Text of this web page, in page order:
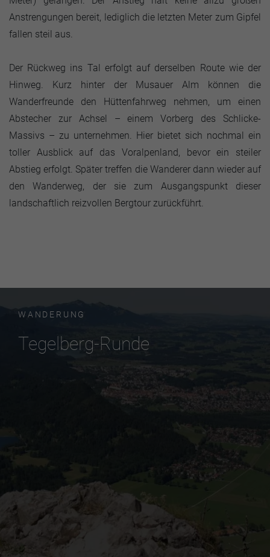
Anstrengungen bereit, lediglich die letzten Meter zum Gipfel
fallen steil aus.
Der Rückweg ins Tal erfolgt auf derselben Route wie der
Hinweg. Kurz hinter der Musauer Alm können die
Wanderfreunde den Hüttenfahrweg nehmen, um einen
Abstecher zur Achsel – einem Vorberg des Schlicke-
Massivs – zu unternehmen. Hier bietet sich nochmal ein
toller Ausblick auf das Voralpenland, bevor ein steiler
Abstieg erfolgt. Später treffen die Wanderer dann wieder auf
den Wanderweg, der sie zum Ausgangspunkt dieser
landschaftlich reizvollen Bergtour zurückführt.
WANDERUNG
Tegelberg-Runde